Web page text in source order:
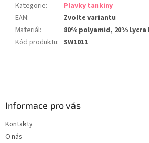
Kategorie:
Plavky tankiny
EAN:
Zvolte variantu
Materiál:
80% polyamid, 20% Lycra
Kód produktu: SW1011
Informace pro vás
Kontakty
O nás